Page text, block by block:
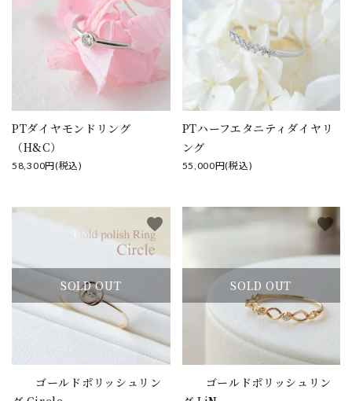
PTダイヤモンドリング
（H&C）
58,300円(税込)
PTハーフエタニティダイヤリ
ング
55,000円(税込)
SOLD OUT
ゴールドポリッシュリン
favorite
SOLD OUT
ゴールドポリッシュリン
favorite
検索する